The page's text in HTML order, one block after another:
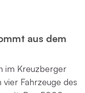
aus dem
im Kreuzberger
Fahrzeuge des